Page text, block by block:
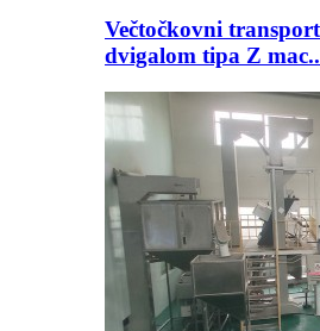
Večtočkovni
dvigalom tipa Z